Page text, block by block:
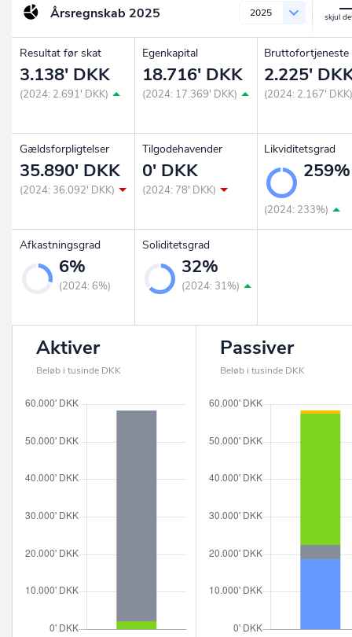
Årsregnskab 2025 2025
Resultat før skat
3.138' DKK
(2024: 2.691' DKK)
Egenkapital
18.716' DKK
(2024: 17.369' DKK)
Bruttofortjeneste
2.225'
(2024: 2.167'
Gældsforpligtelser
35.890' DKK
(2024: 36.092' DKK)
Tilgodehavender
0' DKK
(2024: 78' DKK)
Likviditetsgrad
259%
(2024: 233%)
Afkastningsgrad
6%
(2024: 6%)
Soliditetsgrad
32%
(2024: 31%)
Aktiver
Beløb i tusinde DKK
Passiver
Beløb i tusinde DKK